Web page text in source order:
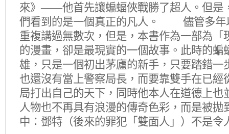
來》——他首先讓蝙蝠俠戰勝了超人。但是
們看到的是一個真正的凡人。 儘管多年
重複講過無數次，但是，本書作為一部為「
的漫畫，卻是最現實的一個故事。此時的蝙
雄，只是一個初出茅廬的新手，只要踏錯一
也還沒有當上警察局長，而要靠雙手在已經
局打出自己的天下，同時他本人在道德上也
人物也不再具有浪漫的傳奇色彩，而是被拋
中：鄧特（後來的罪犯「雙面人」）不是令